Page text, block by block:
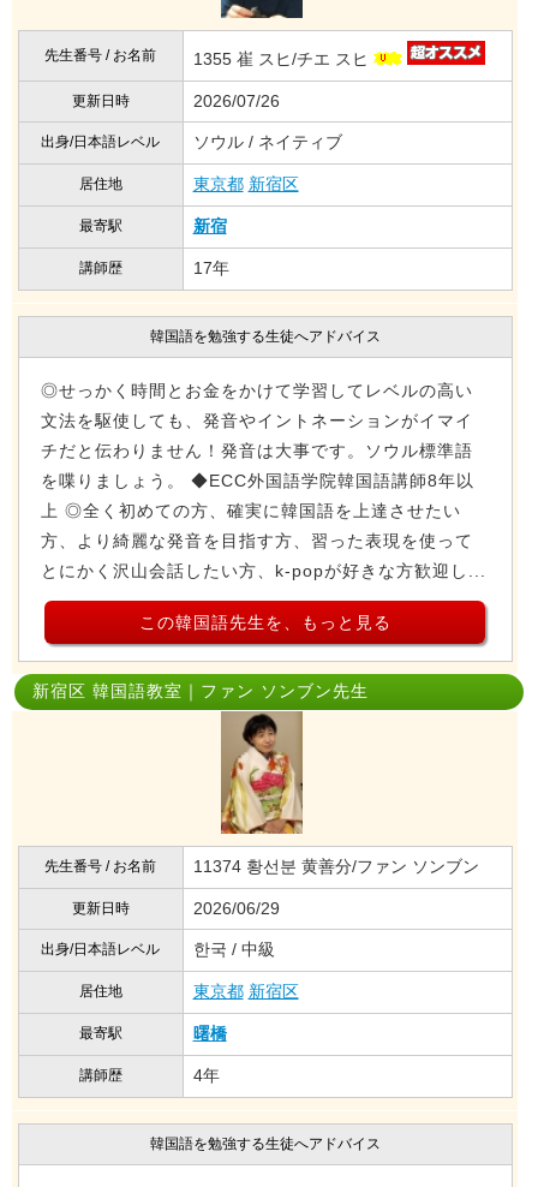
先生番号 / お名前 1355 崔 スヒ/チエ スヒ
更新日時 2026/07/26
出身/日本語レベル ソウル / ネイティブ
居住地 東京都 新宿区
最寄駅 新宿
講師歴 17年
韓国語を勉強する生徒へアドバイス
◎せっかく時間とお金をかけて学習してレベルの高い
文法を駆使しても、発音やイントネーションがイマイ
チだと伝わりません！発音は大事です。ソウル標準語
を喋りましょう。 ◆ECC外国語学院韓国語講師8年以
上 ◎全く初めての方、確実に韓国語を上達させたい
方、より綺麗な発音を目指す方、習った表現を使って
とにかく沢山会話したい方、k-popが好きな方歓迎し...
この韓国語先生を、もっと見る
新宿区 韓国語教室｜ファン ソンブン先生
先生番号 / お名前 11374 황선분 黄善分/ファン ソンブン
更新日時 2026/06/29
出身/日本語レベル 한국 / 中級
居住地 東京都 新宿区
最寄駅 曙橋
講師歴 4年
韓国語を勉強する生徒へアドバイス